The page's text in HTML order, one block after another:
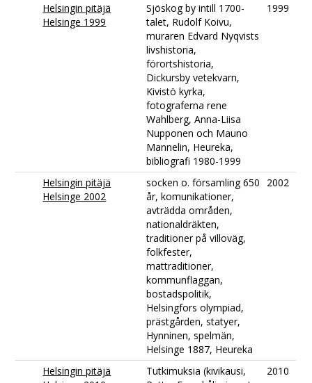
Helsingin pitäjä
Helsinge 1999
Sjöskog by intill 1700-
talet, Rudolf Koivu,
muraren Edvard Nyqvists
livshistoria,
förortshistoria,
Dickursby vetekvarn,
Kivistö kyrka,
fotograferna rene
Wahlberg, Anna-Liisa
Nupponen och Mauno
Mannelin, Heureka,
bibliografi 1980-1999
1999
Helsingin pitäjä
Helsinge 2002
socken o. församling 650
år, komunikationer,
avträdda områden,
nationaldräkten,
traditioner på villoväg,
folkfester,
mattraditioner,
kommunflaggan,
bostadspolitik,
Helsingfors olympiad,
prästgården, statyer,
Hynninen, spelmän,
Helsinge 1887, Heureka
2002
Helsingin pitäjä
Tutkimuksia (kivikausi,
2010